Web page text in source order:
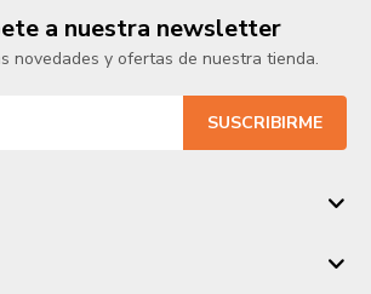
a nuestra newsletter
novedades y ofertas de nuestra tienda.
SUSCRIBIRME